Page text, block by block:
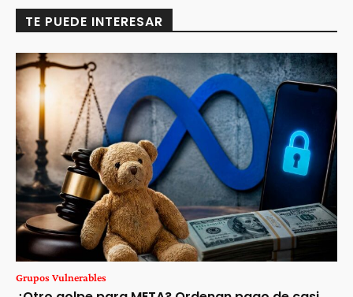
TE PUEDE INTERESAR
Grupos Vulnerables